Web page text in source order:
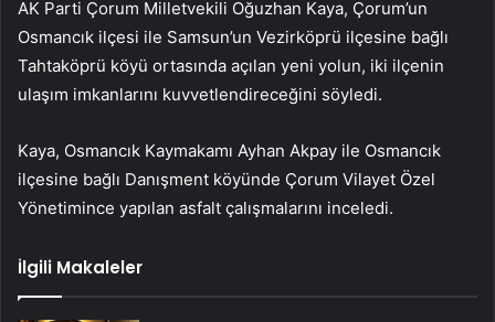
AK Parti Çorum Milletvekili Oğuzhan Kaya, Çorum’un
Osmancık ilçesi ile Samsun’un Vezirköprü ilçesine bağlı
Tahtaköprü köyü ortasında açılan yeni yolun, iki ilçenin
ulaşım imkanlarını kuvvetlendireceğini söyledi.
Kaya, Osmancık Kaymakamı Ayhan Akpay ile Osmancık
ilçesine bağlı Danışment köyünde Çorum Vilayet Özel
Yönetimince yapılan asfalt çalışmalarını inceledi.
İlgili Makaleler